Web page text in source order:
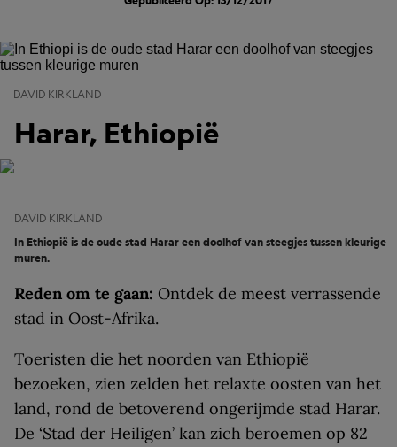
DAVID KIRKLAND
Harar, Ethiopië
DAVID KIRKLAND
In Ethiopië is de oude stad Harar een doolhof van steegjes tussen kleurige
muren.
Reden om te gaan: Ontdek de meest verrassende
stad in Oost-Afrika.
Toeristen die het noorden van Ethiopië
bezoeken, zien zelden het relaxte oosten van het
land, rond de betoverend ongerijmde stad Harar.
De ‘Stad der Heiligen’ kan zich beroemen op 82